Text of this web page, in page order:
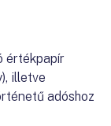
értékpapír
illetve
adóshoz